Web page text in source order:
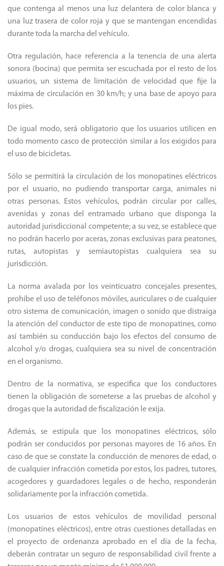
que contenga al menos una luz delantera de color blanca y
una luz trasera de color roja y que se mantengan encendidas
durante toda la marcha del vehículo.
Otra regulación, hace referencia a la tenencia de una alerta
sonora (bocina) que permita ser escuchada por el resto de los
usuarios, un sistema de limitación de velocidad que fije la
máxima de circulación en 30 km/h; y una base de apoyo para
los pies.
De igual modo, será obligatorio que los usuarios utilicen en
todo momento casco de protección similar a los exigidos para
el uso de bicicletas.
Sólo se permitirá la circulación de los monopatines eléctricos
por el usuario, no pudiendo transportar carga, animales ni
otras personas. Estos vehículos, podrán circular por calles,
avenidas y zonas del entramado urbano que disponga la
autoridad jurisdiccional competente; a su vez, se establece que
no podrán hacerlo por aceras, zonas exclusivas para peatones,
rutas, autopistas y semiautopistas cualquiera sea su
jurisdicción.
La norma avalada por los veinticuatro concejales presentes,
prohíbe el uso de teléfonos móviles, auriculares o de cualquier
otro sistema de comunicación, imagen o sonido que distraiga
la atención del conductor de este tipo de monopatines, como
así también su conducción bajo los efectos del consumo de
alcohol y/o drogas, cualquiera sea su nivel de concentración
en el organismo.
Dentro de la normativa, se especifica que los conductores
tienen la obligación de someterse a las pruebas de alcohol y
drogas que la autoridad de fiscalización le exija.
Además, se estipula que los monopatines eléctricos, sólo
podrán ser conducidos por personas mayores de 16 años. En
caso de que se constate la conducción de menores de edad, o
de cualquier infracción cometida por estos, los padres, tutores,
acogedores y guardadores legales o de hecho, responderán
solidariamente por la infracción cometida.
Los usuarios de estos vehículos de movilidad personal
(monopatines eléctricos), entre otras cuestiones detalladas en
el proyecto de ordenanza aprobado en el día de la fecha,
deberán contratar un seguro de responsabilidad civil frente a